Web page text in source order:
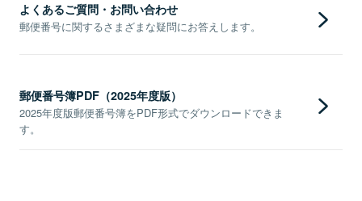
よくあるご質問・お問い合わせ
郵便番号に関するさまざまな疑問にお答えします。
郵便番号簿PDF（2025年度版）
2025年度版郵便番号簿をPDF形式でダウンロードできま
す。